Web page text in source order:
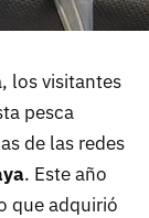
los visitantes
pesca
de las redes
. Este año
que adquirió